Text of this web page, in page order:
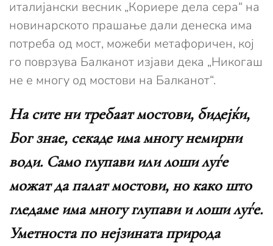
италијански весник „Кориере дела сера“ на
новинарското прашање дали денеска има
потреба од мост, можеби метафоричен, кој
го поврзува Балканот изјави дека „Никогаш
не е многу од мостови на Балканот“.
На сите ни требаат мостови, бидејќи,
Бог знае, секаде има многу немирни
води. Само глупави или лоши луѓе
можат да палат мостови, но како што
гледаме има многу глупави и лоши луѓе.
Уметноста по нејзината природа